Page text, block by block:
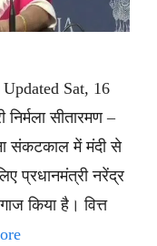
Sat, 16
सीतारमण –
संकटकाल में मंदी से
प्रधानमंत्री नरेंद्र
किया है। वित्त